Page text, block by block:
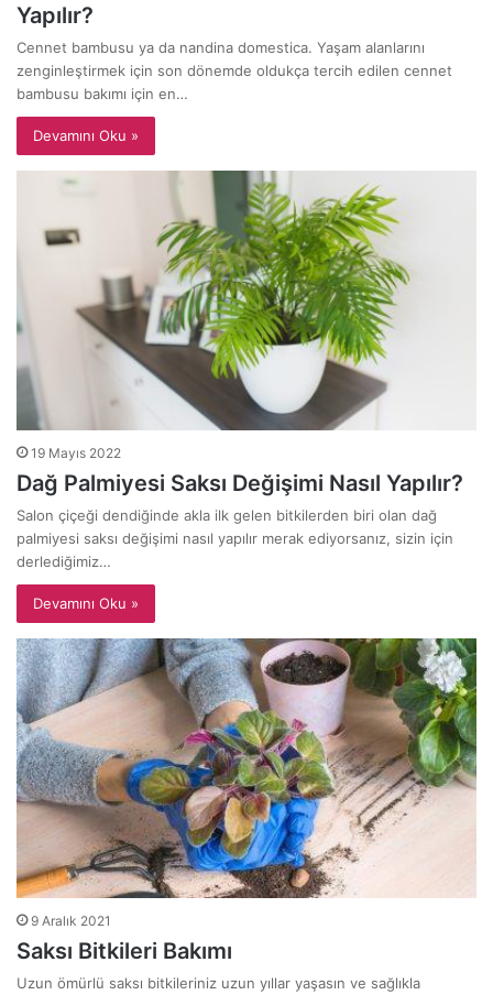
Yapılır?
Cennet bambusu ya da nandina domestica. Yaşam alanlarını
zenginleştirmek için son dönemde oldukça tercih edilen cennet
bambusu bakımı için en…
Devamını Oku »
19 Mayıs 2022
Dağ Palmiyesi Saksı Değişimi Nasıl Yapılır?
Salon çiçeği dendiğinde akla ilk gelen bitkilerden biri olan dağ
palmiyesi saksı değişimi nasıl yapılır merak ediyorsanız, sizin için
derlediğimiz…
Devamını Oku »
9 Aralık 2021
Saksı Bitkileri Bakımı
Uzun ömürlü saksı bitkileriniz uzun yıllar yaşasın ve sağlıkla